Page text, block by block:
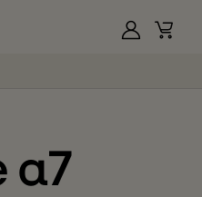
MyLGCart
α7